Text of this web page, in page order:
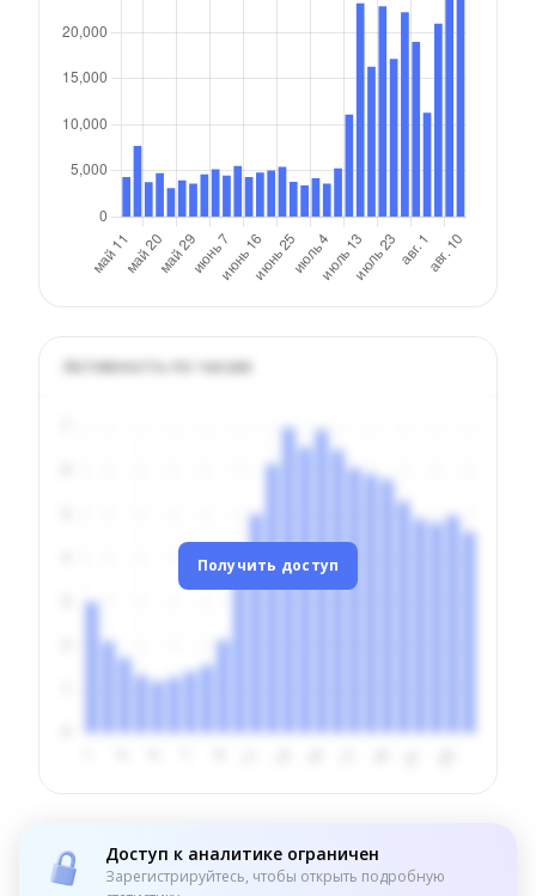
Активность по часам
Получить доступ
Доступ к аналитике ограничен
Зарегистрируйтесь, чтобы открыть подробную